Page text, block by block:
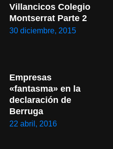
Villancicos Colegio
Montserrat Parte 2
30 diciembre, 2015
Empresas
«fantasma» en la
declaración de
Berruga
22 abril, 2016